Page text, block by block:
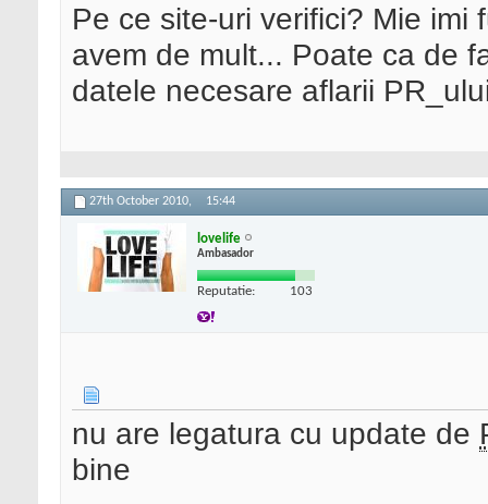
Pe ce site-uri verifici? Mie
avem de mult... Poate ca de
datele necesare aflarii
27th October 2010, 15:44
lovelife
Ambasador
Reputatie: 103
nu are legatura cu update de
bine